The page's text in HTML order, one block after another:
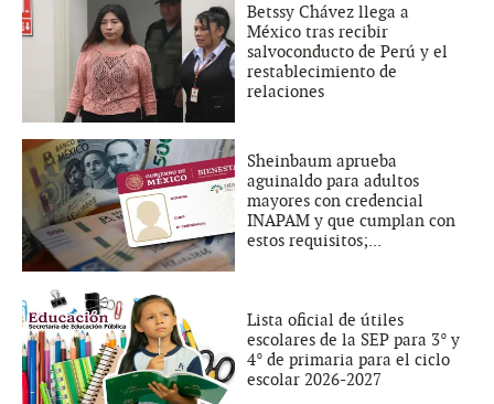
Betssy Chávez llega a
México tras recibir
salvoconducto de Perú y el
restablecimiento de
relaciones
Sheinbaum aprueba
aguinaldo para adultos
mayores con credencial
INAPAM y que cumplan con
estos requisitos;...
Lista oficial de útiles
escolares de la SEP para 3° y
4° de primaria para el ciclo
escolar 2026-2027